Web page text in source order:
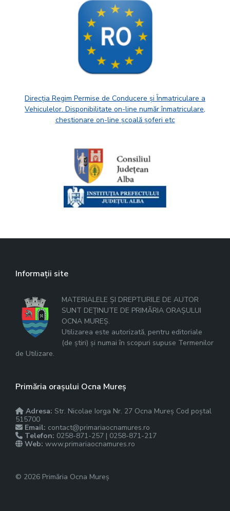
Direcția Regim Permise de Conducere și Înmatriculare a
Vehiculelor. Disponibilitate on-line număr înmatriculare,
chestionare on-line școală șoferi etc
Informații site
MATERIALELE ȘI DREPTURILE DE AUTOR
SUNT DEȚINUTE DE PRIMĂRIA ORAȘULUI
OCNA MUREȘ.
Utilizarea este autorizată, pentru editoriale
(de știri) și numai în scopuri supuse Termenilor
de Utilizare.
Primăria orașului Ocna Mureș
Adresa: Str. Nicolae Iorga Nr. 27 Ocna Mureș Cod poștal
515700
Email: contact@primariaocnamures.ro
Telefon: 0258-871-257 | 0258-871-217
Web: www.primariaocnamures.ro
© 2026 Primăria Ocna Mureș